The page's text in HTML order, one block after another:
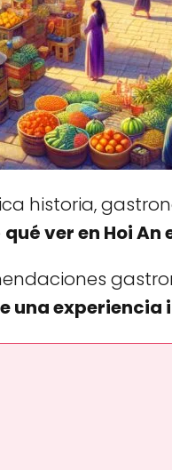
historia,
qué ver en Hoi An
una experiencia